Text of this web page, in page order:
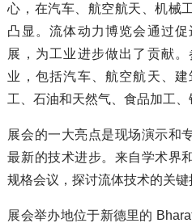
心，在汽车、航空航天、机械
凸显。流体动力博览会通过
展，为工业进步做出了贡献
业，包括汽车、航空航天、
工、石油和天然气、食品加工、
展会的一大亮点是现场演示和
最新的技术进步。来自学术界
规格会议，探讨流体技术的关键
展会举办地位于新德里的